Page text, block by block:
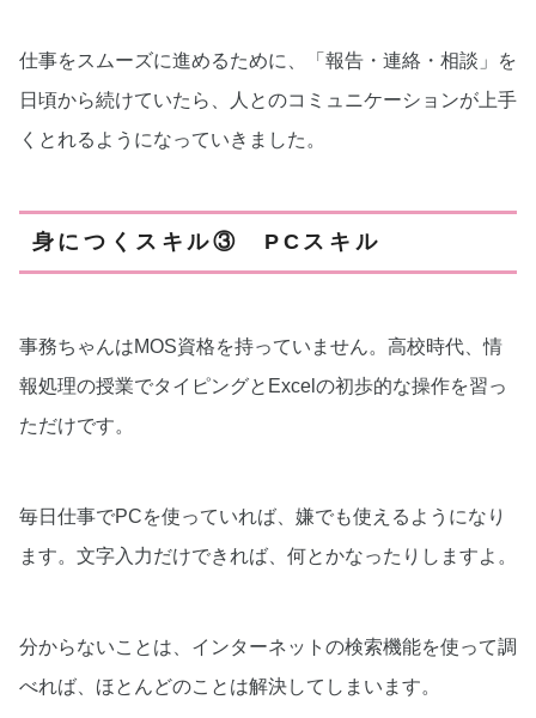
仕事をスムーズに進めるために、「報告・連絡・相談」を
日頃から続けていたら、人とのコミュニケーションが上手
くとれるようになっていきました。
身につくスキル③ PCスキル
事務ちゃんはMOS資格を持っていません。高校時代、情
報処理の授業でタイピングとExcelの初歩的な操作を習っ
ただけです。
毎日仕事でPCを使っていれば、嫌でも使えるようになり
ます。文字入力だけできれば、何とかなったりしますよ。
分からないことは、インターネットの検索機能を使って調
べれば、ほとんどのことは解決してしまいます。